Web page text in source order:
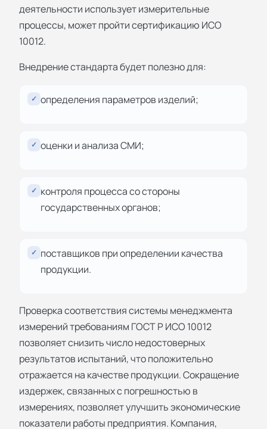
деятельности использует измерительные
процессы, может пройти сертификацию ИСО
10012.
Внедрение стандарта будет полезно для:
✓ определения параметров изделий;
✓ оценки и анализа СМИ;
✓ контроля процесса со стороны
государственных органов;
✓ поставщиков при определении качества
продукции.
Проверка соответствия системы менеджмента
измерений требованиям ГОСТ Р ИСО 10012
позволяет снизить число недостоверных
результатов испытаний, что положительно
отражается на качестве продукции. Сокращение
издержек, связанных с погрешностью в
измерениях, позволяет улучшить экономические
показатели работы предприятия. Компания,